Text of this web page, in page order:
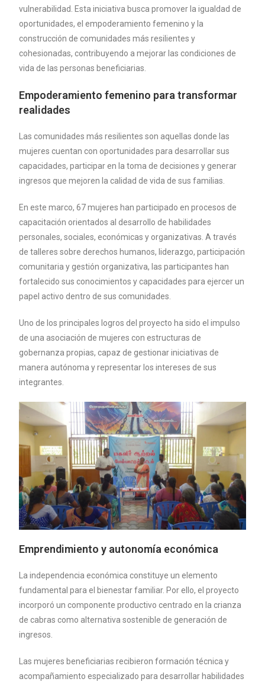
vulnerabilidad. Esta iniciativa busca promover la igualdad de
oportunidades, el empoderamiento femenino y la
construcción de comunidades más resilientes y
cohesionadas, contribuyendo a mejorar las condiciones de
vida de las personas beneficiarias.
Empoderamiento femenino para transformar
realidades
Las comunidades más resilientes son aquellas donde las
mujeres cuentan con oportunidades para desarrollar sus
capacidades, participar en la toma de decisiones y generar
ingresos que mejoren la calidad de vida de sus familias.
En este marco, 67 mujeres han participado en procesos de
capacitación orientados al desarrollo de habilidades
personales, sociales, económicas y organizativas. A través
de talleres sobre derechos humanos, liderazgo, participación
comunitaria y gestión organizativa, las participantes han
fortalecido sus conocimientos y capacidades para ejercer un
papel activo dentro de sus comunidades.
Uno de los principales logros del proyecto ha sido el impulso
de una asociación de mujeres con estructuras de
gobernanza propias, capaz de gestionar iniciativas de
manera autónoma y representar los intereses de sus
integrantes.
Emprendimiento y autonomía económica
La independencia económica constituye un elemento
fundamental para el bienestar familiar. Por ello, el proyecto
incorporó un componente productivo centrado en la crianza
de cabras como alternativa sostenible de generación de
ingresos.
Las mujeres beneficiarias recibieron formación técnica y
acompañamiento especializado para desarrollar habilidades